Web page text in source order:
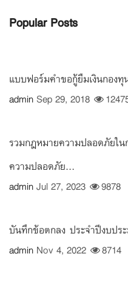
Popular Posts
แบบฟอร์มคำขอกู้ยืมเงินกองทุ
admin Sep 29, 2018
รวมกฎหมายความปลอดภัยใ
ความปลอดภัย...
adminJul 27, 2023 9878
บันทึกข้อตกลง ประจำปีงบปร
admin Nov 4, 2022 8714